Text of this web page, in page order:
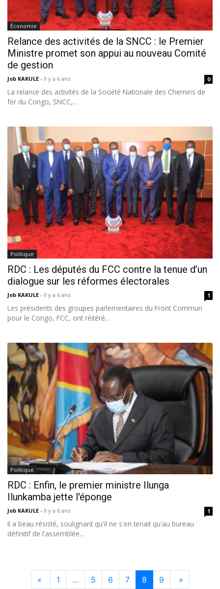
Économie
Relance des activités de la SNCC : le Premier
Ministre promet son appui au nouveau Comité
de gestion
Job KAKULE - Il y a 6 ans 0
La relance des activités de la Société Nationale des Chemins de
fer du Congo, SNCC,...
Politique
RDC : Les députés du FCC contre la tenue d’un
dialogue sur les réformes électorales
Job KAKULE - Il y a 6 ans 1
Les présidents des groupes parlementaires du Front Commun
pour le Congo, FCC, ont réitéré...
Politique
RDC : Enfin, le premier ministre Ilunga
Ilunkamba jette l'éponge
Job KAKULE - Il y a 6 ans 1
Il a beau résisté, soulignant qu'il ne s'en tenait qu'au bureau
définitif de l'assemblée...
« 1 … 5 6 7 8 9 »